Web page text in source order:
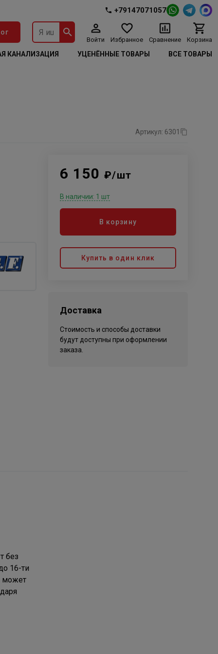
+79147071057
Войти Избранное Сравнение Корзина
КАНАЛИЗАЦИЯ УЦЕНЁННЫЕ ТОВАРЫ ВСЕ ТОВАРЫ
Артикул: 6301
6 150 ₽/шт
В наличии: 1 шт
В корзину
Купить в один клик
Доставка
Стоимость и способы доставки
будут доступны при оформлении
заказа.
без
16-ти
может